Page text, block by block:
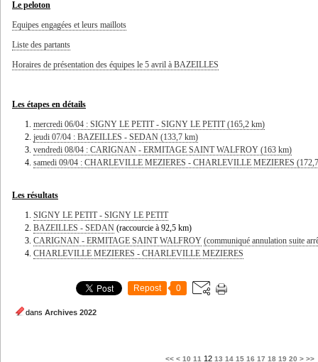
Le peloton
Equipes engagées et leurs maillots
Liste des partants
Horaires de présentation des équipes le 5 avril à BAZEILLES
Les étapes en détails
mercredi 06/04 : SIGNY LE PETIT - SIGNY LE PETIT (165,2 km)
jeudi 07/04 : BAZEILLES - SEDAN (133,7 km)
vendredi 08/04 : CARIGNAN - ERMITAGE SAINT WALFROY (163 km)
samedi 09/04 : CHARLEVILLE MEZIERES - CHARLEVILLE MEZIERES
Les résultats
SIGNY LE PETIT - SIGNY LE PETIT
BAZEILLES - SEDAN (raccourcie à 92,5 km)
CARIGNAN - ERMITAGE SAINT WALFROY (communiqué annulation suite
CHARLEVILLE MEZIERES - CHARLEVILLE MEZIERES
Repost 0
dans Archives 2022
<< < 10 11 12 13 14 15 16 17 18 19 20 30
40
50
60
70
80
90
100
> >>